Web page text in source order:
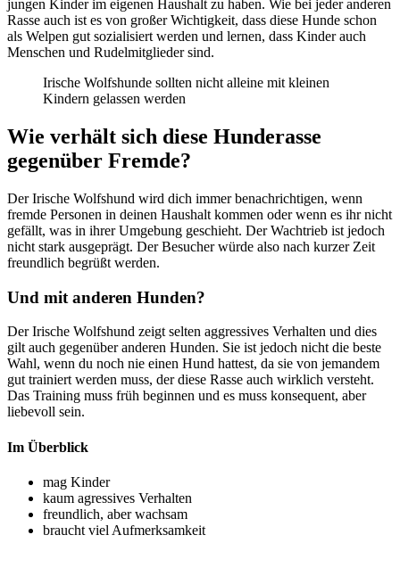
jungen Kinder im eigenen Haushalt zu haben. Wie bei jeder anderen
Rasse auch ist es von großer Wichtigkeit, dass diese Hunde schon
als Welpen gut sozialisiert werden und lernen, dass Kinder auch
Menschen und Rudelmitglieder sind.
Irische Wolfshunde sollten nicht alleine mit kleinen
Kindern gelassen werden
Wie verhält sich diese Hunderasse
gegenüber Fremde?
Der Irische Wolfshund wird dich immer benachrichtigen, wenn
fremde Personen in deinen Haushalt kommen oder wenn es ihr nicht
gefällt, was in ihrer Umgebung geschieht. Der Wachtrieb ist jedoch
nicht stark ausgeprägt. Der Besucher würde also nach kurzer Zeit
freundlich begrüßt werden.
Und mit anderen Hunden?
Der Irische Wolfshund zeigt selten aggressives Verhalten und dies
gilt auch gegenüber anderen Hunden. Sie ist jedoch nicht die beste
Wahl, wenn du noch nie einen Hund hattest, da sie von jemandem
gut trainiert werden muss, der diese Rasse auch wirklich versteht.
Das Training muss früh beginnen und es muss konsequent, aber
liebevoll sein.
Im Überblick
mag Kinder
kaum agressives Verhalten
freundlich, aber wachsam
braucht viel Aufmerksamkeit